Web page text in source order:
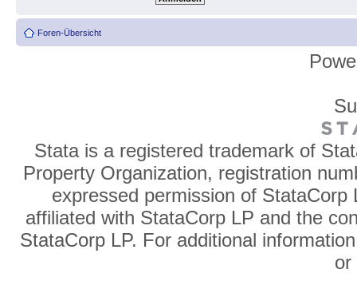
Foren-Übersicht
Stata is a registered trademark of
Property Organization, registration
expressed permission of
affiliated with StataCorp LP and the
StataCorp LP. For additional
or